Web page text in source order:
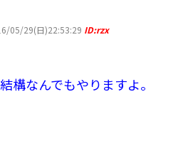
05/29(日)22:53:29 ID:rzx
構なんでもやりますよ。